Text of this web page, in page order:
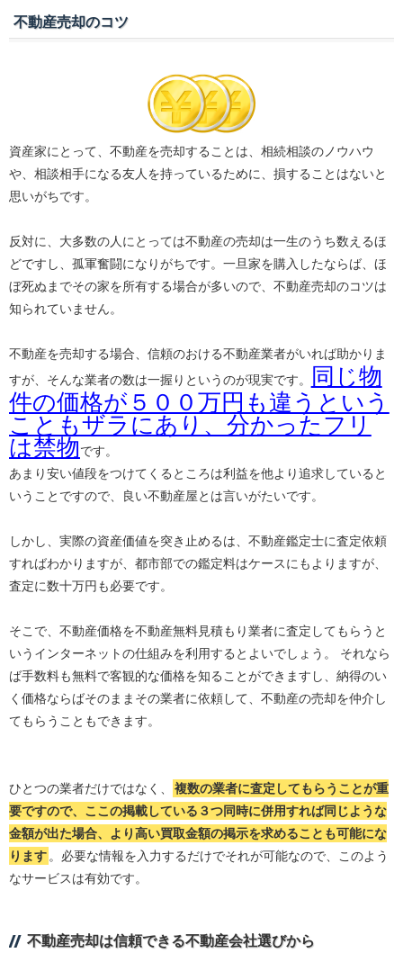
不動産売却のコツ
資産家にとって、不動産を売却することは、相続相談のノウハウ
や、相談相手になる友人を持っているために、損することはないと
思いがちです。
反対に、大多数の人にとっては不動産の売却は一生のうち数えるほ
どですし、孤軍奮闘になりがちです。一旦家を購入したならば、ほ
ぼ死ぬまでその家を所有する場合が多いので、不動産売却のコツは
知られていません。
不動産を売却する場合、信頼のおける不動産業者がいれば助かりま
すが、そんな業者の数は一握りというのが現実です。
同じ物
件の価格が５００万円も違うという
こともザラにあり、分かったフリ
は禁物です。
あまり安い値段をつけてくるところは利益を他より追求していると
いうことですので、良い不動産屋とは言いがたいです。
しかし、実際の資産価値を突き止めるは、不動産鑑定士に査定依頼
すればわかりますが、都市部での鑑定料はケースにもよりますが、
査定に数十万円も必要です。
そこで、不動産価格を不動産無料見積もり業者に査定してもらうと
いうインターネットの仕組みを利用するとよいでしょう。 それなら
ば手数料も無料で客観的な価格を知ることができますし、納得のい
く価格ならばそのままその業者に依頼して、不動産の売却を仲介し
てもらうこともできます。
ひとつの業者だけではなく、
複数の業者に査定してもらうことが重
要ですので、ここの掲載している３つ同時に併用すれば同じような
金額が出た場合、より高い買取金額の掲示を求めることも可能にな
ります 。必要な情報を入力するだけでそれが可能なので、このよう
なサービスは有効です。
不動産売却は信頼できる不動産会社選びから